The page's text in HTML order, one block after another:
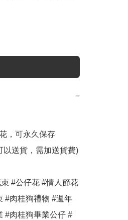
−
，可永久保存
以送貨，需加送貨費)
#公仔花 #情人節花
#肉桂狗禮物 #週年
#肉桂狗畢業公仔 #